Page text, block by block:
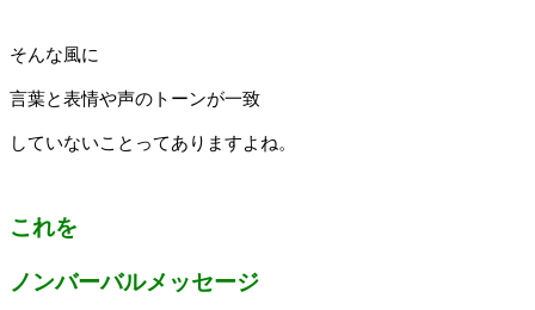
そんな風に
言葉と表情や声のトーンが一致
していないことってありますよね。
これを
ノンバーバルメッセージ